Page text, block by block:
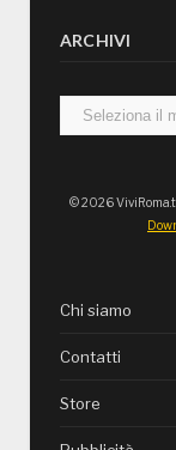
ARCHIVI
Archivi
© 2026
Chi siamo
Contatti
Store